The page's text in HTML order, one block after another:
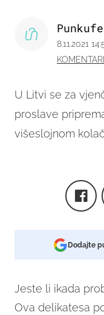
U Litvi se za
proslave
višeslojnom
8.11.2021
KOMENTARI
Dodajte
Jeste li ikada
Ova delikatesa